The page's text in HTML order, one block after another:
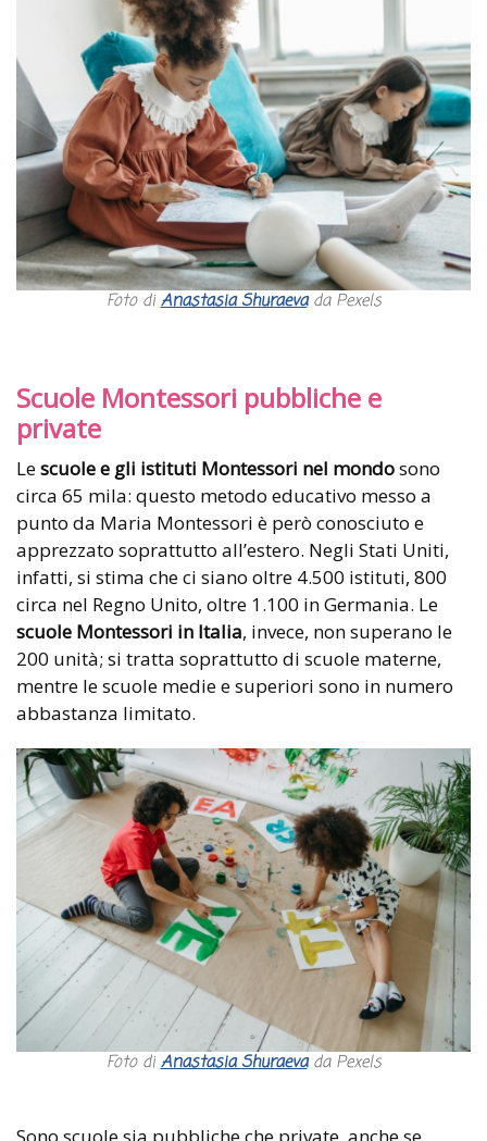
Foto diAnastasia Shuraevada Pexels
Scuole Montessori pubbliche e
private
Lescuole e gli istituti Montessori nel mondosono
circa 65 mila: questo metodo educativo messo a
punto da Maria Montessori è però conosciuto e
apprezzato soprattutto all’estero. Negli Stati Uniti,
infatti, si stima che ci siano oltre 4.500 istituti, 800
circa nel Regno Unito, oltre 1.100 in Germania. Le
scuole Montessori in Italia, invece, non superano le
200 unità; si tratta soprattutto di scuole materne,
mentre le scuole medie e superiori sono in numero
abbastanza limitato.
Foto diAnastasia Shuraevada Pexels
Sono scuole sia pubbliche che private, anche se